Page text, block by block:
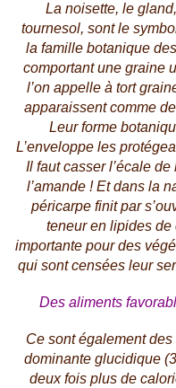
La noisette, le
tournesol, sont le
la famille botanique
comportant une graine
l’on appelle à tort
apparaissent comme
Leur forme
L’enveloppe les
Il faut casser l’écale
l’amande ! Et dans la
péricarpe finit par
teneur en lipides de
importante pour des
qui sont censées leur
Des aliments
Ce sont également
dominante glucidique
deux fois plus de